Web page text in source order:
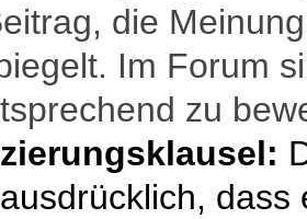
die
Im Forum
zu